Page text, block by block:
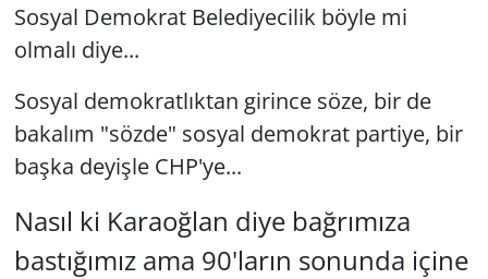
Sosyal Demokrat Belediyecilik böyle mi
olmalı diye...
Sosyal demokratlıktan girince söze, bir de
bakalım "sözde" sosyal demokrat partiye, bir
başka deyişle CHP'ye...
Nasıl ki Karaoğlan diye bağrımıza
bastığımız ama 90'ların sonunda içine